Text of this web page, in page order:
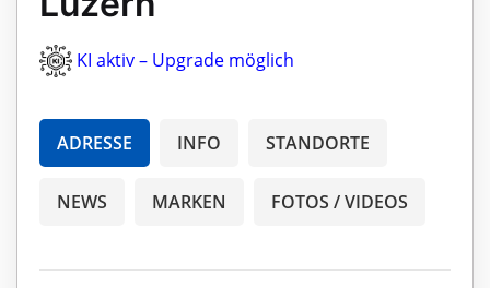
KI aktiv – Upgrade möglich
ADRESSE INFO STANDORTE
NEWS MARKEN FOTOS / VIDEOS